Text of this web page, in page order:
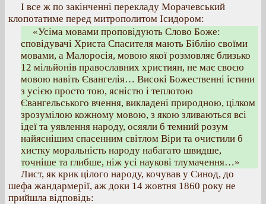
І все ж по закінченні перекладу Морачевський
клопотатиме перед митрополитом Ісидором:
«Усіма мовами проповідують Слово Боже:
сповідувачі Христа Спасителя мають Біблію своїми
мовами, а Малоросія, мовою якої розмовляє близько
12 мільйонів православних християн, не має своєю
мовою навіть Євангелія… Високі Божественні істини
з усією просто тою, ясністю і теплотою
Євангельського вчення, викладені природною, цілком
зрозумілою кожному мовою, з якою зливаються всі
ідеї та уявлення народу, осяяли б темний розум
найяснішим спасенним світлом Віри та очистили б
хистку моральність народу набагато швидше,
точніше та глибше, ніж усі наукові тлумачення…»
Лист, як крик цілого народу, кочував у Синод, до
шефа жандармерії, аж доки 14 жовтня 1860 року не
прийшла відповідь: